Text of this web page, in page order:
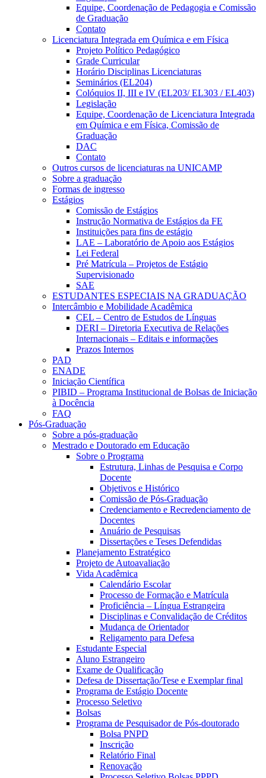
Equipe, Coordenação de Pedagogia e Comissão
de Graduação
Contato
Licenciatura Integrada em Química e em Física
Projeto Político Pedagógico
Grade Curricular
Horário Disciplinas Licenciaturas
Seminários (EL204)
Colóquios II, III e IV (EL203/ EL303 / EL403)
Legislação
Equipe, Coordenação de Licenciatura Integrada
em Química e em Física, Comissão de
Graduação
DAC
Contato
Outros cursos de licenciaturas na UNICAMP
Sobre a graduação
Formas de ingresso
Estágios
Comissão de Estágios
Instrução Normativa de Estágios da FE
Instituições para fins de estágio
LAE – Laboratório de Apoio aos Estágios
Lei Federal
Pré Matrícula – Projetos de Estágio
Supervisionado
SAE
ESTUDANTES ESPECIAIS NA GRADUAÇÃO
Intercâmbio e Mobilidade Acadêmica
CEL – Centro de Estudos de Línguas
DERI – Diretoria Executiva de Relações
Internacionais – Editais e informações
Prazos Internos
PAD
ENADE
Iniciação Científica
PIBID – Programa Institucional de Bolsas de Iniciação
à Docência
FAQ
Pós-Graduação
Sobre a pós-graduação
Mestrado e Doutorado em Educação
Sobre o Programa
Estrutura, Linhas de Pesquisa e Corpo
Docente
Objetivos e Histórico
Comissão de Pós-Graduação
Credenciamento e Recredenciamento de
Docentes
Anuário de Pesquisas
Dissertações e Teses Defendidas
Planejamento Estratégico
Projeto de Autoavaliação
Vida Acadêmica
Calendário Escolar
Processo de Formação e Matrícula
Proficiência – Língua Estrangeira
Disciplinas e Convalidação de Créditos
Mudança de Orientador
Religamento para Defesa
Estudante Especial
Aluno Estrangeiro
Exame de Qualificação
Defesa de Dissertação/Tese e Exemplar final
Programa de Estágio Docente
Processo Seletivo
Bolsas
Programa de Pesquisador de Pós-doutorado
Bolsa PNPD
Inscrição
Relatório Final
Renovação